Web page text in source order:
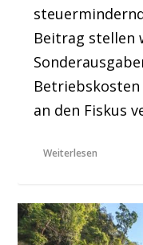
Beitrag stellen
an den Fiskus
Weiterlesen